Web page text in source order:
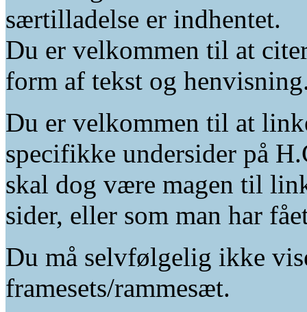
særtilladelse er indhentet.
Du er velkommen til at
form af tekst og
Du er velkommen til at
specifikke undersider på
skal dog være magen til
sider, eller som man har
Du må selvfølgelig ikke
framesets/rammesæt.